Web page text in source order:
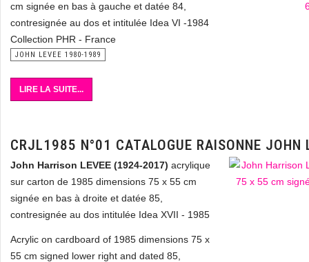
cm signée en bas à gauche et datée 84,
contresignée au dos et intitulée Idea VI -1984
Collection PHR - France
JOHN LEVEE 1980-1989
LIRE LA SUITE...
CRJL1985 N°01 CATALOGUE RAISONNE JOHN
John Harrison LEVEE (1924-2017) acrylique
sur carton de 1985 dimensions 75 x 55 cm
signée en bas à droite et datée 85,
contresignée au dos intitulée Idea XVII - 1985
Acrylic on cardboard of 1985 dimensions 75 x
55 cm signed lower right and dated 85,